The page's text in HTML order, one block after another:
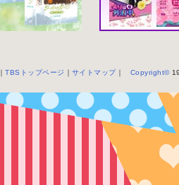
｜TBSトップページ ｜ サイトマップ｜ Copyright©